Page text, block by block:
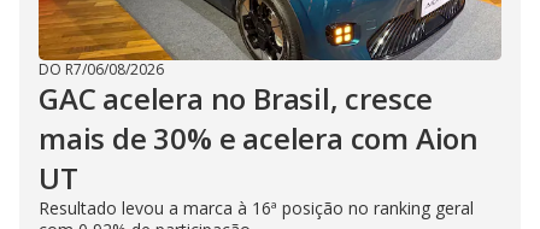
DO R7/06/08/2026
GAC acelera no Brasil, cresce
mais de 30% e acelera com Aion
UT
Resultado levou a marca à 16ª posição no ranking geral